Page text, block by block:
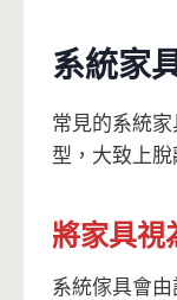
系統家
常見的系統
型，大致上脫
將家具視
系統傢具會